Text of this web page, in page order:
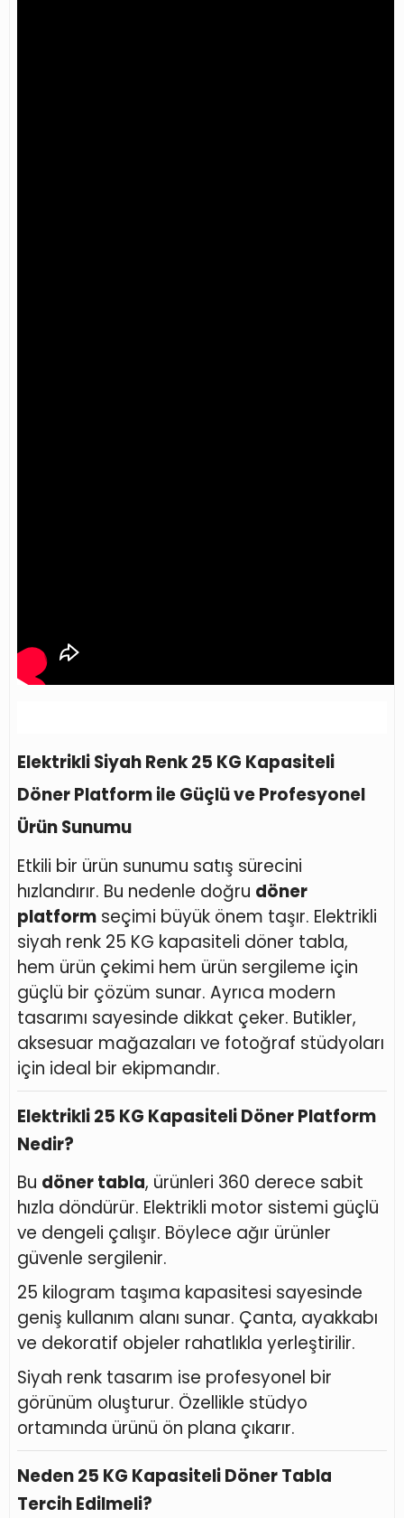
Elektrikli Siyah Renk 25 KG Kapasiteli
Döner Platform ile Güçlü ve Profesyonel
Ürün Sunumu
Etkili bir ürün sunumu satış sürecini
hızlandırır. Bu nedenle doğru döner
platform seçimi büyük önem taşır. Elektrikli
siyah renk 25 KG kapasiteli döner tabla,
hem ürün çekimi hem ürün sergileme için
güçlü bir çözüm sunar. Ayrıca modern
tasarımı sayesinde dikkat çeker. Butikler,
aksesuar mağazaları ve fotoğraf stüdyoları
için ideal bir ekipmandır.
Elektrikli 25 KG Kapasiteli Döner Platform
Nedir?
Bu döner tabla, ürünleri 360 derece sabit
hızla döndürür. Elektrikli motor sistemi güçlü
ve dengeli çalışır. Böylece ağır ürünler
güvenle sergilenir.
25 kilogram taşıma kapasitesi sayesinde
geniş kullanım alanı sunar. Çanta, ayakkabı
ve dekoratif objeler rahatlıkla yerleştirilir.
Siyah renk tasarım ise profesyonel bir
görünüm oluşturur. Özellikle stüdyo
ortamında ürünü ön plana çıkarır.
Neden 25 KG Kapasiteli Döner Tabla
Tercih Edilmeli?